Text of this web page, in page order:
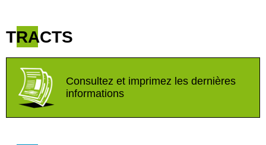
TRACTS
Consultez et imprimez les dernières
informations